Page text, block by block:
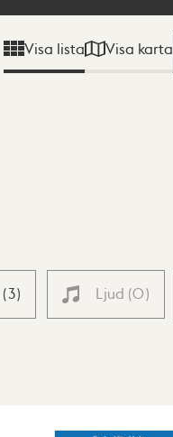
Visa lista Visa karta
(3) Ljud (0)